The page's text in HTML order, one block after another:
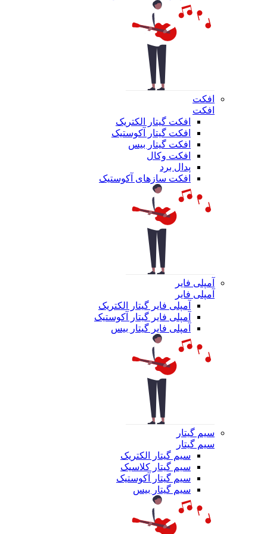
افکت
افکت
افکت گیتار الکتریک
افکت گیتار آکوستیک
افکت گیتار بیس
افکت وکال
پدال برد
افکت سازهای آکوستیک
آمپلی فایر
آمپلی فایر
آمپلی فایر گیتار الکتریک
آمپلی فایر گیتار آکوستیک
آمپلی فایر گیتار بیس
سیم گیتار
سیم گیتار
سیم گیتار الکتریک
سیم گیتار کلاسیک
سیم گیتار آکوستیک
سیم گیتار بیس